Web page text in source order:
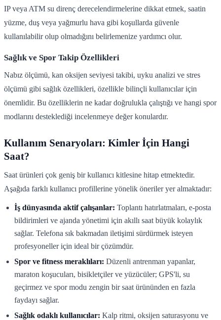
IP veya ATM su direnç derecelendirmelerine dikkat etmek, saatin
yüzme, duş veya yağmurlu hava gibi koşullarda güvenle
kullanılabilir olup olmadığını belirlemenize yardımcı olur.
Sağlık ve Spor Takip Özellikleri
Nabız ölçümü, kan oksijen seviyesi takibi, uyku analizi ve stres
ölçümü gibi sağlık özellikleri, özellikle bilinçli kullanıcılar için
önemlidir. Bu özelliklerin ne kadar doğrulukla çalıştığı ve hangi spor
modlarını desteklediği incelenmeye değer konulardır.
Kullanım Senaryoları: Kimler İçin Hangi
Saat?
Saat ürünleri çok geniş bir kullanıcı kitlesine hitap etmektedir.
Aşağıda farklı kullanıcı profillerine yönelik öneriler yer almaktadır:
İş dünyasında aktif çalışanlar: Toplantı hatırlatmaları, e-posta
bildirimleri ve ajanda yönetimi için akıllı saat büyük kolaylık
sağlar. Telefona sık bakmadan iletişimi sürdürmek isteyen
profesyoneller için ideal bir çözümdür.
Spor ve fitness meraklıları: Düzenli antrenman yapanlar,
maraton koşucuları, bisikletçiler ve yüzücüler; GPS'li, su
geçirmez ve spor modu zengin bir saat ürününden en fazla
faydayı sağlar.
Sağlık odaklı kullanıcılar: Kalp ritmi, oksijen saturasyonu ve